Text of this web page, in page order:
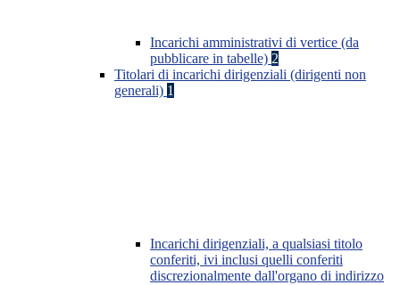
Incarichi amministrativi di vertice (da
pubblicare in tabelle) 2
Titolari di incarichi dirigenziali (dirigenti non
generali) 1
Incarichi dirigenziali, a qualsiasi titolo
conferiti, ivi inclusi quelli conferiti
discrezionalmente dall'organo di indirizzo